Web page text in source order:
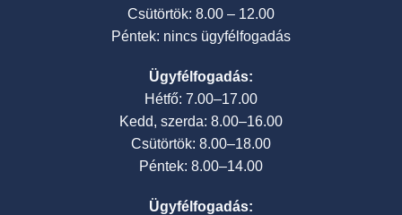
Csütörtök: 8.00 – 12.00
Péntek: nincs ügyfélfogadás
Ügyfélfogadás:
Hétfő: 7.00–17.00
Kedd, szerda: 8.00–16.00
Csütörtök: 8.00–18.00
Péntek: 8.00–14.00
Ügyfélfogadás: